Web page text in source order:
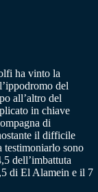
ha vinto la
del
all’altro del
in chiave
di
il difficile
testimoniarlo sono
dell’imbattuta
di El Alamein e il 7